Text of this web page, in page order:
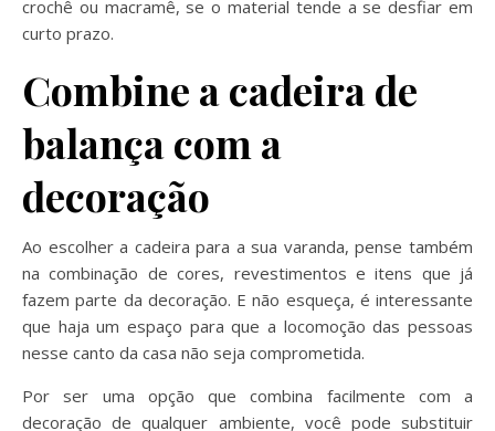
crochê ou macramê, se o material tende a se desfiar em
curto prazo.
Combine a cadeira de
balança com a
decoração
Ao escolher a cadeira para a sua varanda, pense também
na combinação de cores, revestimentos e itens que já
fazem parte da decoração. E não esqueça, é interessante
que haja um espaço para que a locomoção das pessoas
nesse canto da casa não seja comprometida.
Por ser uma opção que combina facilmente com a
decoração de qualquer ambiente, você pode substituir